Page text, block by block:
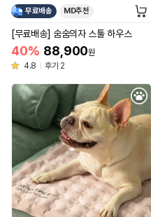
무료배송 MD추천
[무료배송] 숨숨의자 스툴 하우스
40% 88,900원
4.8
후기 2